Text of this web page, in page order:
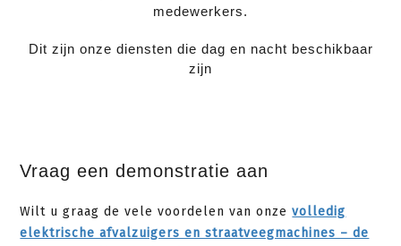
medewerkers.
Dit zijn onze diensten die dag en nacht beschikbaar
zijn
Vraag een demonstratie aan
Wilt u graag de vele voordelen van onzevolledig
elektrische afvalzuigers en straatveegmachines – de